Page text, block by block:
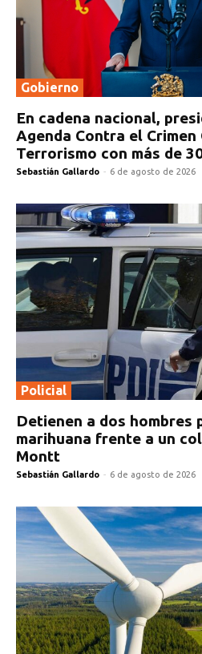
Gobierno
En cadena nacional,
Agenda Contra el
Terrorismo con más de
Sebastián Gallardo - 6 de agosto de 2026
Policial
Detienen a dos hombres
marihuana frente a un
Montt
Sebastián Gallardo - 6 de agosto de 2026